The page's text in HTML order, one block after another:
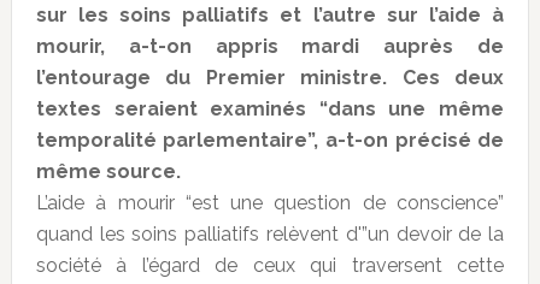
sur les soins palliatifs et l’autre sur l’aide à
mourir, a-t-on appris mardi auprès de
l’entourage du Premier ministre. Ces deux
textes seraient examinés “dans une même
temporalité parlementaire”, a-t-on précisé de
même source.
L’aide à mourir “est une question de conscience”
quand les soins palliatifs relèvent d'”un devoir de la
société à l’égard de ceux qui traversent cette